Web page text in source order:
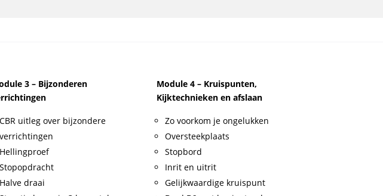
3 – Bijzonderen
CBR uitleg over bijzondere
verrichtingen
Hellingproef
Stopopdracht
Halve draai
Module 4 – Kruispunten,
Kijktechnieken en afslaan
Zo voorkom je ongelukken
Oversteekplaats
Stopbord
Inrit en uitrit
Gelijkwaardige kruispunt